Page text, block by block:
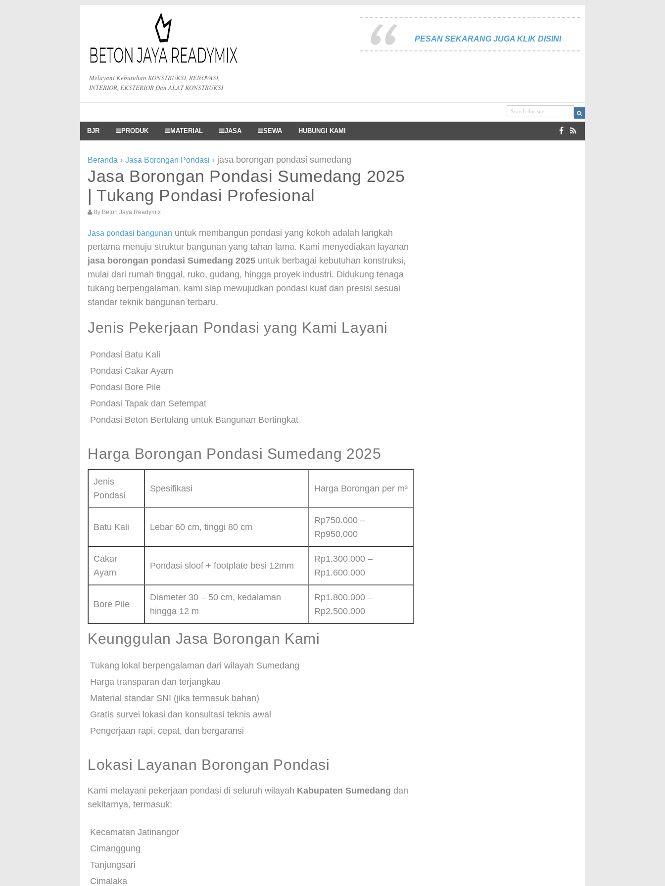
Melayani Kebutuhan KONSTRUKSI, RENOVASI,
INTERIOR, EKSTERIOR Dan ALAT KONSTRUKSI
PESAN SEKARANG JUGA KLIK DISINI
BJR PRODUK MATERIAL JASA SEWA HUBUNGI KAMI
Beranda › Jasa Borongan Pondasi › jasa borongan pondasi sumedang
Jasa Borongan Pondasi Sumedang 2025
| Tukang Pondasi Profesional
By Beton Jaya Readymix
Jasa pondasi bangunan untuk membangun pondasi yang kokoh adalah langkah
pertama menuju struktur bangunan yang tahan lama. Kami menyediakan layanan
jasa borongan pondasi Sumedang 2025 untuk berbagai kebutuhan konstruksi,
mulai dari rumah tinggal, ruko, gudang, hingga proyek industri. Didukung tenaga
tukang berpengalaman, kami siap mewujudkan pondasi kuat dan presisi sesuai
standar teknik bangunan terbaru.
Jenis Pekerjaan Pondasi yang Kami Layani
Pondasi Batu Kali
Pondasi Cakar Ayam
Pondasi Bore Pile
Pondasi Tapak dan Setempat
Pondasi Beton Bertulang untuk Bangunan Bertingkat
Harga Borongan Pondasi Sumedang 2025
Jenis
Pondasi
Spesifikasi Harga Borongan per m³
Batu Kali Lebar 60 cm, tinggi 80 cm
Rp750.000 –
Rp950.000
Cakar
Ayam
Pondasi sloof + footplate besi 12mm
Rp1.300.000 –
Rp1.600.000
Bore Pile
Diameter 30 – 50 cm, kedalaman
hingga 12 m
Rp1.800.000 –
Rp2.500.000
Keunggulan Jasa Borongan Kami
Tukang lokal berpengalaman dari wilayah Sumedang
Harga transparan dan terjangkau
Material standar SNI (jika termasuk bahan)
Gratis survei lokasi dan konsultasi teknis awal
Pengerjaan rapi, cepat, dan bergaransi
Lokasi Layanan Borongan Pondasi
Kami melayani pekerjaan pondasi di seluruh wilayah Kabupaten Sumedang dan
sekitarnya, termasuk:
Kecamatan Jatinangor
Cimanggung
Tanjungsari
Cimalaka